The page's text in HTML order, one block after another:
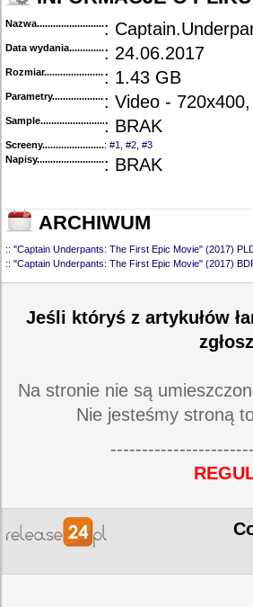
Nazwa.............................................
:
Data wydania......................................
: 24.06.2017
Rozmiar...........................................
: 1.43 GB
Parametry.........................................
: Video -
Sample............................................
: BRAK
Screeny...........................................
: #1 #2 #3
Napisy............................................
: BRAK
ARCHIWUM
:: "Captain Underpants: The First Epic Movie" (2017)
:: "Captain Underpants: The First Epic Movie" (2017)
Jeśli któryś z artykułów
Na stronie nie są
Nie jesteśmy stroną